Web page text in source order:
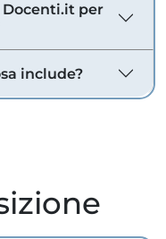
Docenti.it per
include?